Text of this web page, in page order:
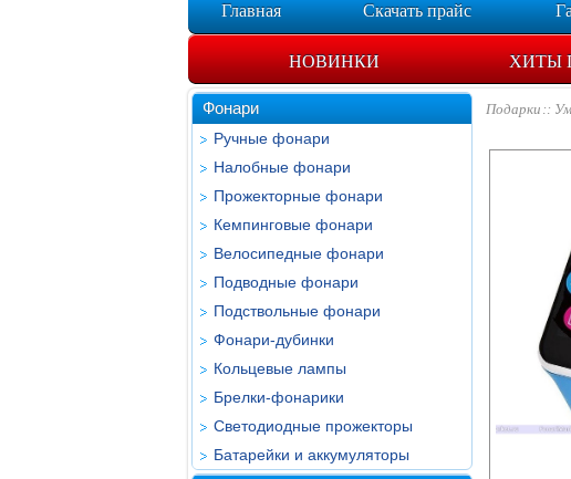
Главная Скачать прайс
НОВИНКИ ХИТЫ
Фонари
Ручные фонари
Налобные фонари
Прожекторные фонари
Кемпинговые фонари
Велосипедные фонари
Подводные фонари
Подствольные фонари
Фонари-дубинки
Кольцевые лампы
Брелки-фонарики
Светодиодные прожекторы
Батарейки и аккумуляторы
Подарки